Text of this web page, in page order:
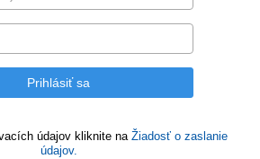
údajov kliknite na Žiadosť o zaslanie
údajov.